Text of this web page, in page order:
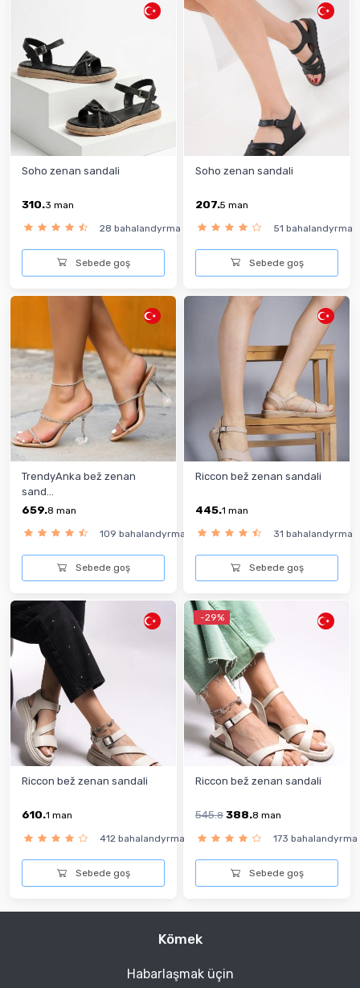
Soho zenan sandali
310.3 man
28 bahalandyrma
Sebede goş
Soho zenan sandali
207.5 man
51 bahalandyrma
Sebede goş
TrendyAnka bež zenan
sand...
659.8 man
109 bahalandyrma
Sebede goş
Riccon bež zenan sandali
445.1 man
31 bahalandyrma
Sebede goş
Riccon bež zenan sandali
610.1 man
412 bahalandyrma
Sebede goş
-29%
Riccon bež zenan sandali
545.8 388.8 man
173 bahalandyrma
Sebede goş
Kömek
Habarlaşmak üçin